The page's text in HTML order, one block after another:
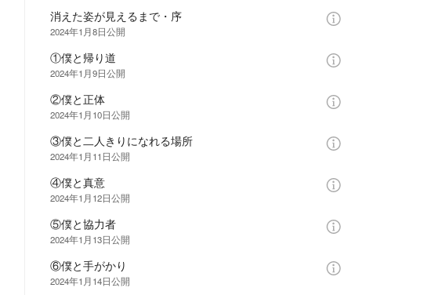
消えた姿が見えるまで・序
2024年1月8日公開
①僕と帰り道
2024年1月9日公開
②僕と正体
2024年1月10日公開
③僕と二人きりになれる場所
2024年1月11日公開
④僕と真意
2024年1月12日公開
⑤僕と協力者
2024年1月13日公開
⑥僕と手がかり
2024年1月14日公開